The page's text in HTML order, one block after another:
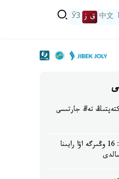
中文 ق ز ЎЗ
32 جەكە مەكتەپتىڭ تەڭ جارتىسى
نوسەر، بۇرشاق، داۋىل: 16 وڭىرگە اۋا رايىنا